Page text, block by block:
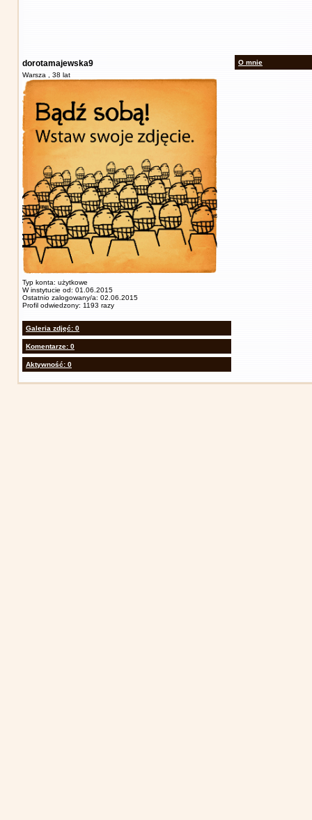
dorotamajewska9
Warsza , 38 lat
Typ konta: użytkowe
W instytucie od: 01.06.2015
Ostatnio zalogowany/a: 02.06.2015
Profil odwiedzony: 1193 razy
Galeria zdjęć: 0
Komentarze: 0
Aktywność: 0
O mnie